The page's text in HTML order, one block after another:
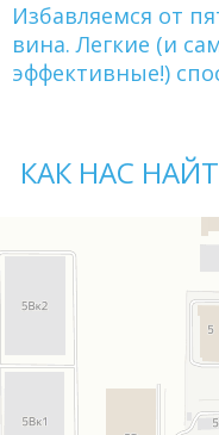
Избавляемся от
вина. Легкие (и
эффективные!)
КАК НАС